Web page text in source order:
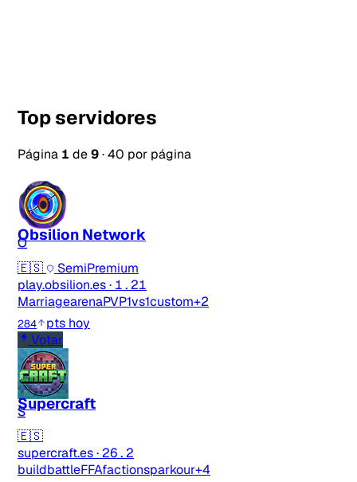
Top servidores
Página 1 de9·40 por página
O
Obsilion Network
🇪🇸
SemiPremium
play.obsilion.es· 1.21
MarriagearenaPVP1vs1custom+2
284
pts hoy
Votar
S
Supercraft
🇪🇸
supercraft.es·26.2
buildbattleFFAfactionsparkour+4